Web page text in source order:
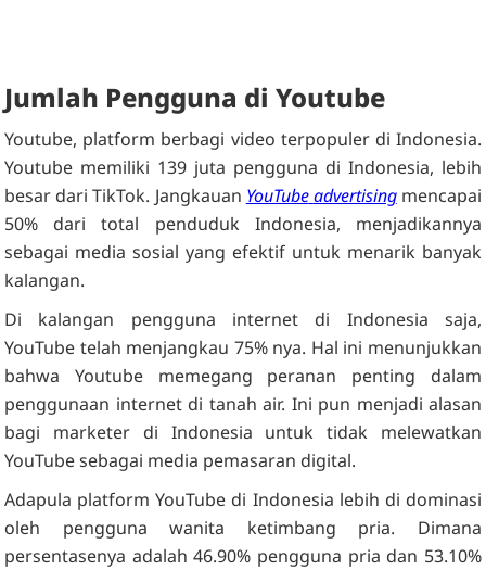
Jumlah Pengguna di Youtube
Youtube, platform berbagi video terpopuler di Indonesia.
Youtube memiliki 139 juta pengguna di Indonesia, lebih
besar dari TikTok. Jangkauan YouTubeadvertisingmencapai
50% dari total penduduk Indonesia, menjadikannya
sebagai media sosial yang efektif untuk menarik banyak
kalangan.
Di kalangan pengguna internet di Indonesia saja,
YouTube telah menjangkau 75% nya. Hal ini menunjukkan
bahwa Youtube memegang peranan penting dalam
penggunaan internet di tanah air. Ini pun menjadi alasan
bagi marketer di Indonesia untuk tidak melewatkan
YouTube sebagai media pemasaran digital.
Adapula platform YouTube di Indonesia lebih di dominasi
oleh pengguna wanita ketimbang pria. Dimana
persentasenya adalah 46.90% pengguna pria dan 53.10%